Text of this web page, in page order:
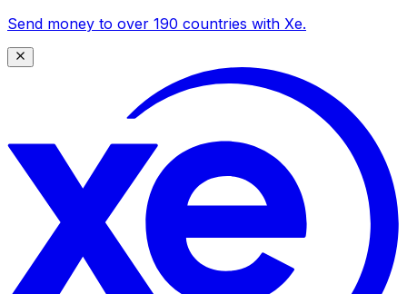
Send money to over 190 countries with Xe.